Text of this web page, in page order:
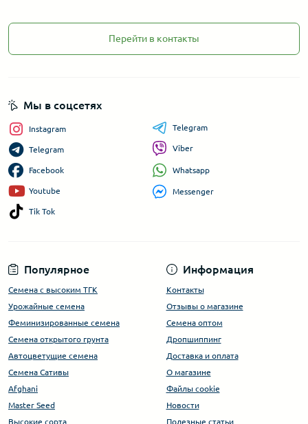
Перейти в контакты
Популярное
Семена с высоким ТГК
Урожайные семена
Феминизированные семена
Семена открытого грунта
Автоцветущие семена
Семена Сативы
Afghani
Master Seed
Высокие сорта
Информация
Контакты
Отзывы о магазине
Семена оптом
Дропшиппинг
Доставка и оплата
О магазине
Файлы cookie
Новости
Полезные статьи
Мы в соцсетях
Instagram
Telegram
Facebook
Youtube
Tik Tok
Telegram
Viber
Whatsapp
Messenger